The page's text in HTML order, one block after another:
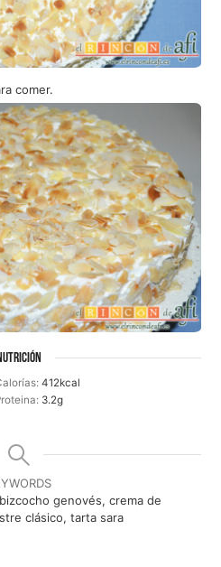
comer.
412kcal
3.2g
genovés, crema de
clásico, tarta sara